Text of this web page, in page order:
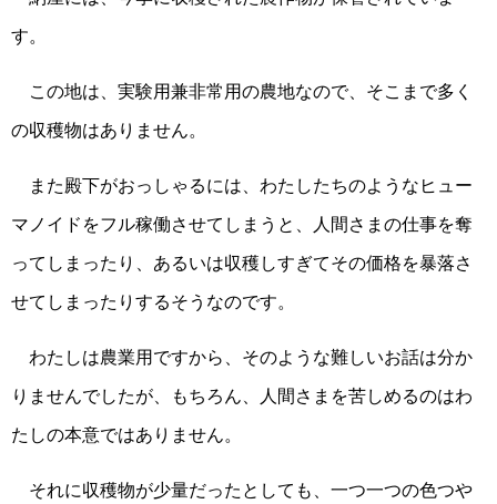
す。
この地は、実験用兼非常用の農地なので、そこまで多く
の収穫物はありません。
また殿下がおっしゃるには、わたしたちのようなヒュー
マノイドをフル稼働させてしまうと、人間さまの仕事を奪
ってしまったり、あるいは収穫しすぎてその価格を暴落さ
せてしまったりするそうなのです。
わたしは農業用ですから、そのような難しいお話は分か
りませんでしたが、もちろん、人間さまを苦しめるのはわ
たしの本意ではありません。
それに収穫物が少量だったとしても、一つ一つの色つや